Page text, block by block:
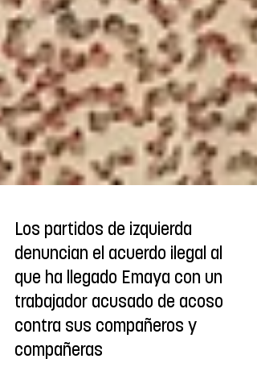
Los partidos de izquierda
denuncian el acuerdo ilegal al